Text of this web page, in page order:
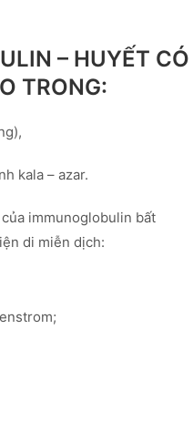
– HUYẾT CÓ
TRONG:
kala – azar.
immunoglobulin bất
di miễn dịch: